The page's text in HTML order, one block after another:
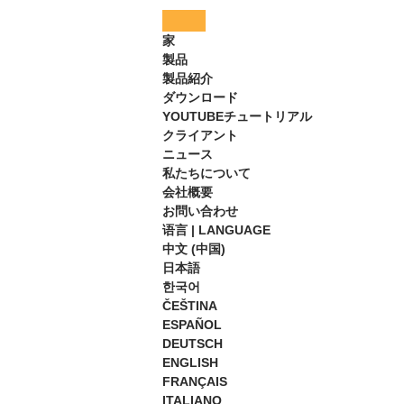
家
製品
製品紹介
ダウンロード
YOUTUBEチュートリアル
クライアント
ニュース
私たちについて
会社概要
お問い合わせ
语言 | LANGUAGE
中文 (中国)
日本語
한국어
ČEŠTINA
ESPAÑOL
DEUTSCH
ENGLISH
FRANÇAIS
ITALIANO